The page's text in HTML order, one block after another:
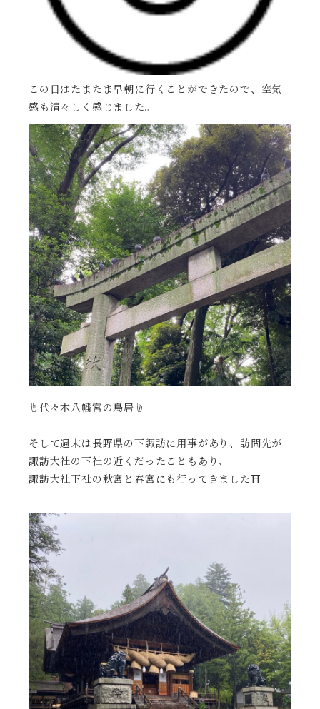
この日はたまたま早朝に行くことができたので、空気
感も清々しく感じました。
☝️代々木八幡宮の鳥居☝️
そして週末は長野県の下諏訪に用事があり、訪問先が
諏訪大社の下社の近くだったこともあり、
諏訪大社下社の秋宮と春宮にも行ってきました⛩️